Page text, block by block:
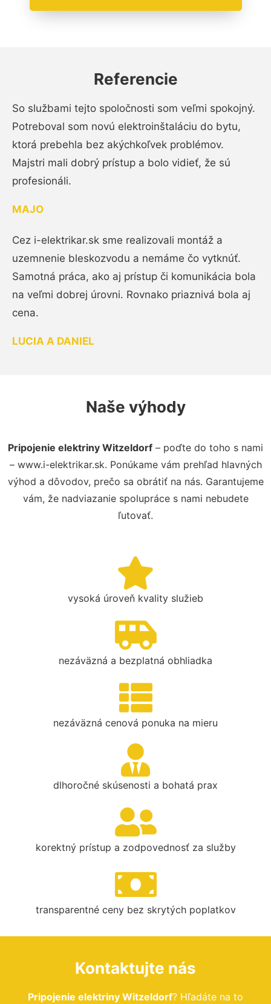
Referencie
So službami tejto spoločnosti som veľmi spokojný.
Potreboval som novú elektroinštaláciu do bytu,
ktorá prebehla bez akýchkoľvek problémov.
Majstri mali dobrý prístup a bolo vidieť, že sú
profesionáli.
MAJO
Cez i-elektrikar.sk sme realizovali montáž a
uzemnenie bleskozvodu a nemáme čo vytknúť.
Samotná práca, ako aj prístup či komunikácia bola
na veľmi dobrej úrovni. Rovnako priaznivá bola aj
cena.
LUCIA A DANIEL
Naše výhody
Pripojenie elektriny Witzeldorf – poďte do toho s nami
– www.i-elektrikar.sk. Ponúkame vám prehľad hlavných
výhod a dôvodov, prečo sa obrátiť na nás. Garantujeme
vám, že nadviazanie spolupráce s nami nebudete
ľutovať.
vysoká úroveň kvality služieb
nezáväzná a bezplatná obhliadka
nezáväzná cenová ponuka na mieru
dlhoročné skúsenosti a bohatá prax
korektný prístup a zodpovednosť za služby
transparentné ceny bez skrytých poplatkov
Kontaktujte nás
Pripojenie elektriny Witzeldorf? Hľadáte na to